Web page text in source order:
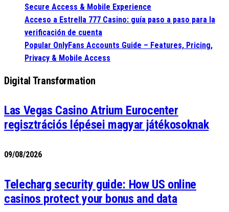
Secure Access & Mobile Experience
Acceso a Estrella 777 Casino: guía paso a paso para la
verificación de cuenta
Popular OnlyFans Accounts Guide – Features, Pricing,
Privacy & Mobile Access
Digital Transformation
Las Vegas Casino Atrium Eurocenter
regisztrációs lépései magyar játékosoknak
09/08/2026
Telecharg security guide: How US online
casinos protect your bonus and data